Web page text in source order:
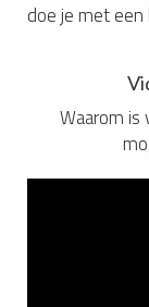
doe je met een
Waarom is